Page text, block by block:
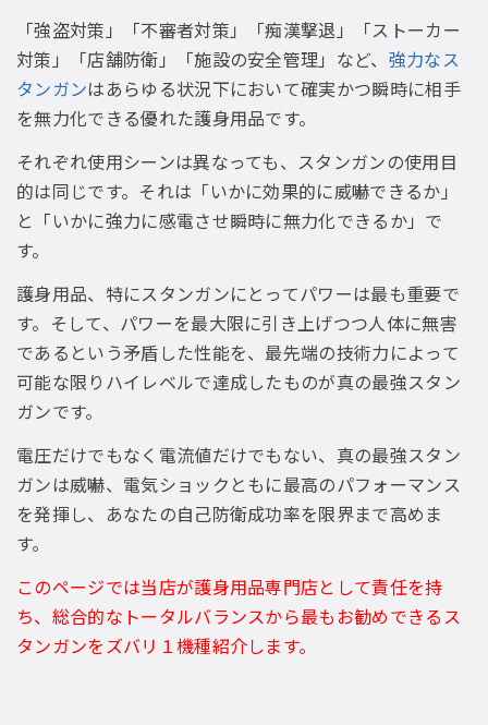
「強盗対策」「不審者対策」「痴漢撃退」「ストーカー
対策」「店舗防衛」「施設の安全管理」など、 強力なス
タンガンはあらゆる状況下において確実かつ瞬時に相手
を無力化できる優れた護身用品です。
それぞれ使用シーンは異なっても、スタンガンの使用目
的は同じです。それは「いかに効果的に威嚇できるか」
と「いかに強力に感電させ瞬時に無力化できるか」で
す。
護身用品、特にスタンガンにとってパワーは最も重要で
す。そして、パワーを最大限に引き上げつつ人体に無害
であるという矛盾した性能を、最先端の技術力によって
可能な限りハイレベルで達成したものが真の最強スタン
ガンです。
電圧だけでもなく電流値だけでもない、真の最強スタン
ガンは威嚇、電気ショックともに最高のパフォーマンス
を発揮し、あなたの自己防衛成功率を限界まで高めま
す。
このページでは当店が護身用品専門店として責任を持
ち、総合的なトータルバランスから最もお勧めできるス
タンガンをズバリ１機種紹介します。